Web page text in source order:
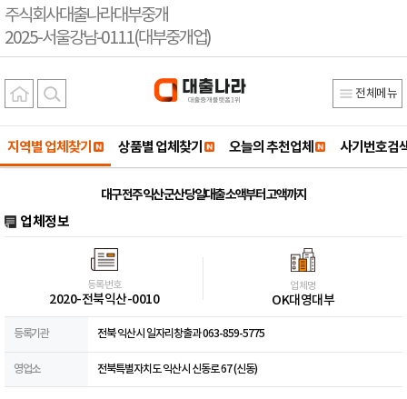
주식회사대출나라대부중개
2025-서울강남-0111(대부중개업)
전체메뉴
지역별 업체찾기 상품별 업체찾기 오늘의 추천업체 사기번호검
대구 전주 익산 군산 당일대출 소액부터 고액까지
업체정보
등록번호
2020-전북익산-0010
업체명
OK대영대부
등록기관 전북 익산시 일자리창출과 063-859-5775
영업소 전북특별자치도 익산시 신동로 67 (신동)